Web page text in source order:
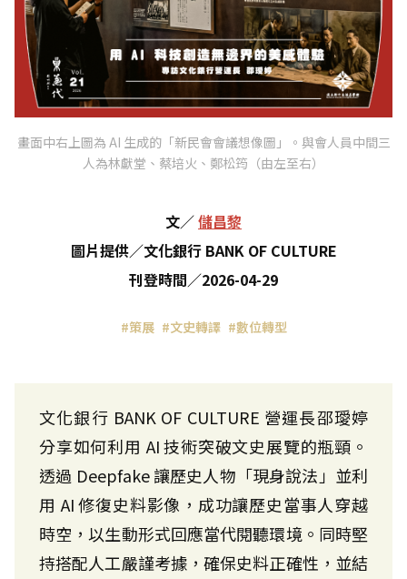
畫面中右上圖為 AI 生成的「新民會會議想像圖」。與會人員中間三
人為林獻堂、蔡培火、鄭松筠（由左至右）
文／儲昌黎
圖片提供／文化銀行 BANK OF CULTURE
刊登時間／2026-04-29
#策展 #文史轉譯 #數位轉型
文化銀行 BANK OF CULTURE 營運長邵璦婷
分享如何利用 AI 技術突破文史展覽的瓶頸。
透過 Deepfake 讓歷史人物「現身說法」並利
用 AI 修復史料影像，成功讓歷史當事人穿越
時空，以生動形式回應當代閱聽環境。同時堅
持搭配人工嚴謹考據，確保史料正確性，並結